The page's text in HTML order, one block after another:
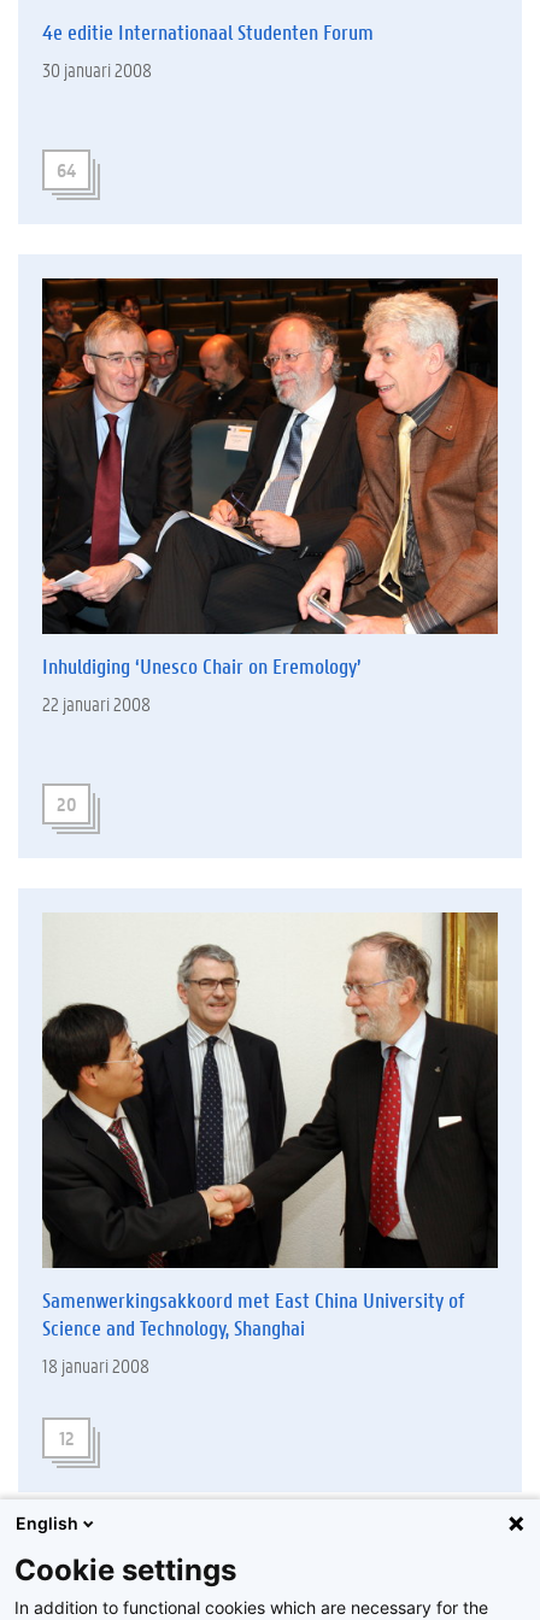
4e editie Internationaal Studenten Forum
30 januari 2008
64
Inhuldiging ‘Unesco Chair on Eremology’
22 januari 2008
20
Samenwerkingsakkoord met East China University of
Science and Technology, Shanghai
18 januari 2008
12
English
Cookie settings
In addition to functional cookies which are necessary for the